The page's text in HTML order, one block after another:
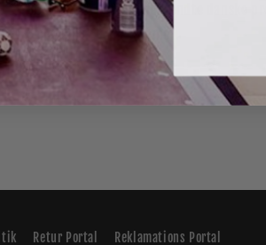
TAPF Studio. Den anerkendte danske
mastering af albummet.
Retur Portal Reklamations Portal